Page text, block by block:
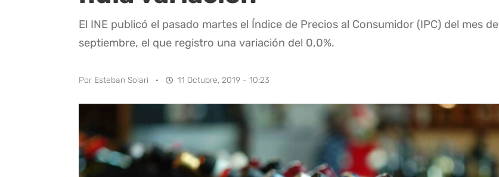
El INE publicó el pasado martes el Índice de Precios al Consumidor (IPC) del mes de
septiembre, el que registro una variación del 0,0%.
Por Esteban Solari · 11 Octubre, 2019 - 10:23